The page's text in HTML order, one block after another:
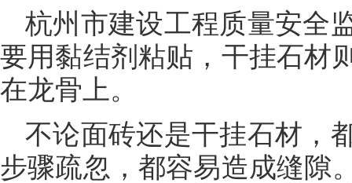
杭州市建设工程质量安全
要用黏结剂粘贴，干挂石材
在龙骨上。
不论面砖还是干挂石材，
步骤疏忽，都容易造成缝隙